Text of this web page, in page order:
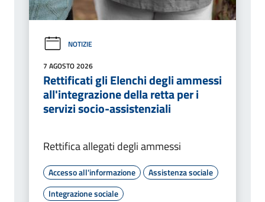
NOTIZIE
7 AGOSTO 2026
Rettificati gli Elenchi degli ammessi
all'integrazione della retta per i
servizi socio-assistenziali
Rettifica allegati degli ammessi
Accesso all'informazione
Assistenza sociale
Integrazione sociale